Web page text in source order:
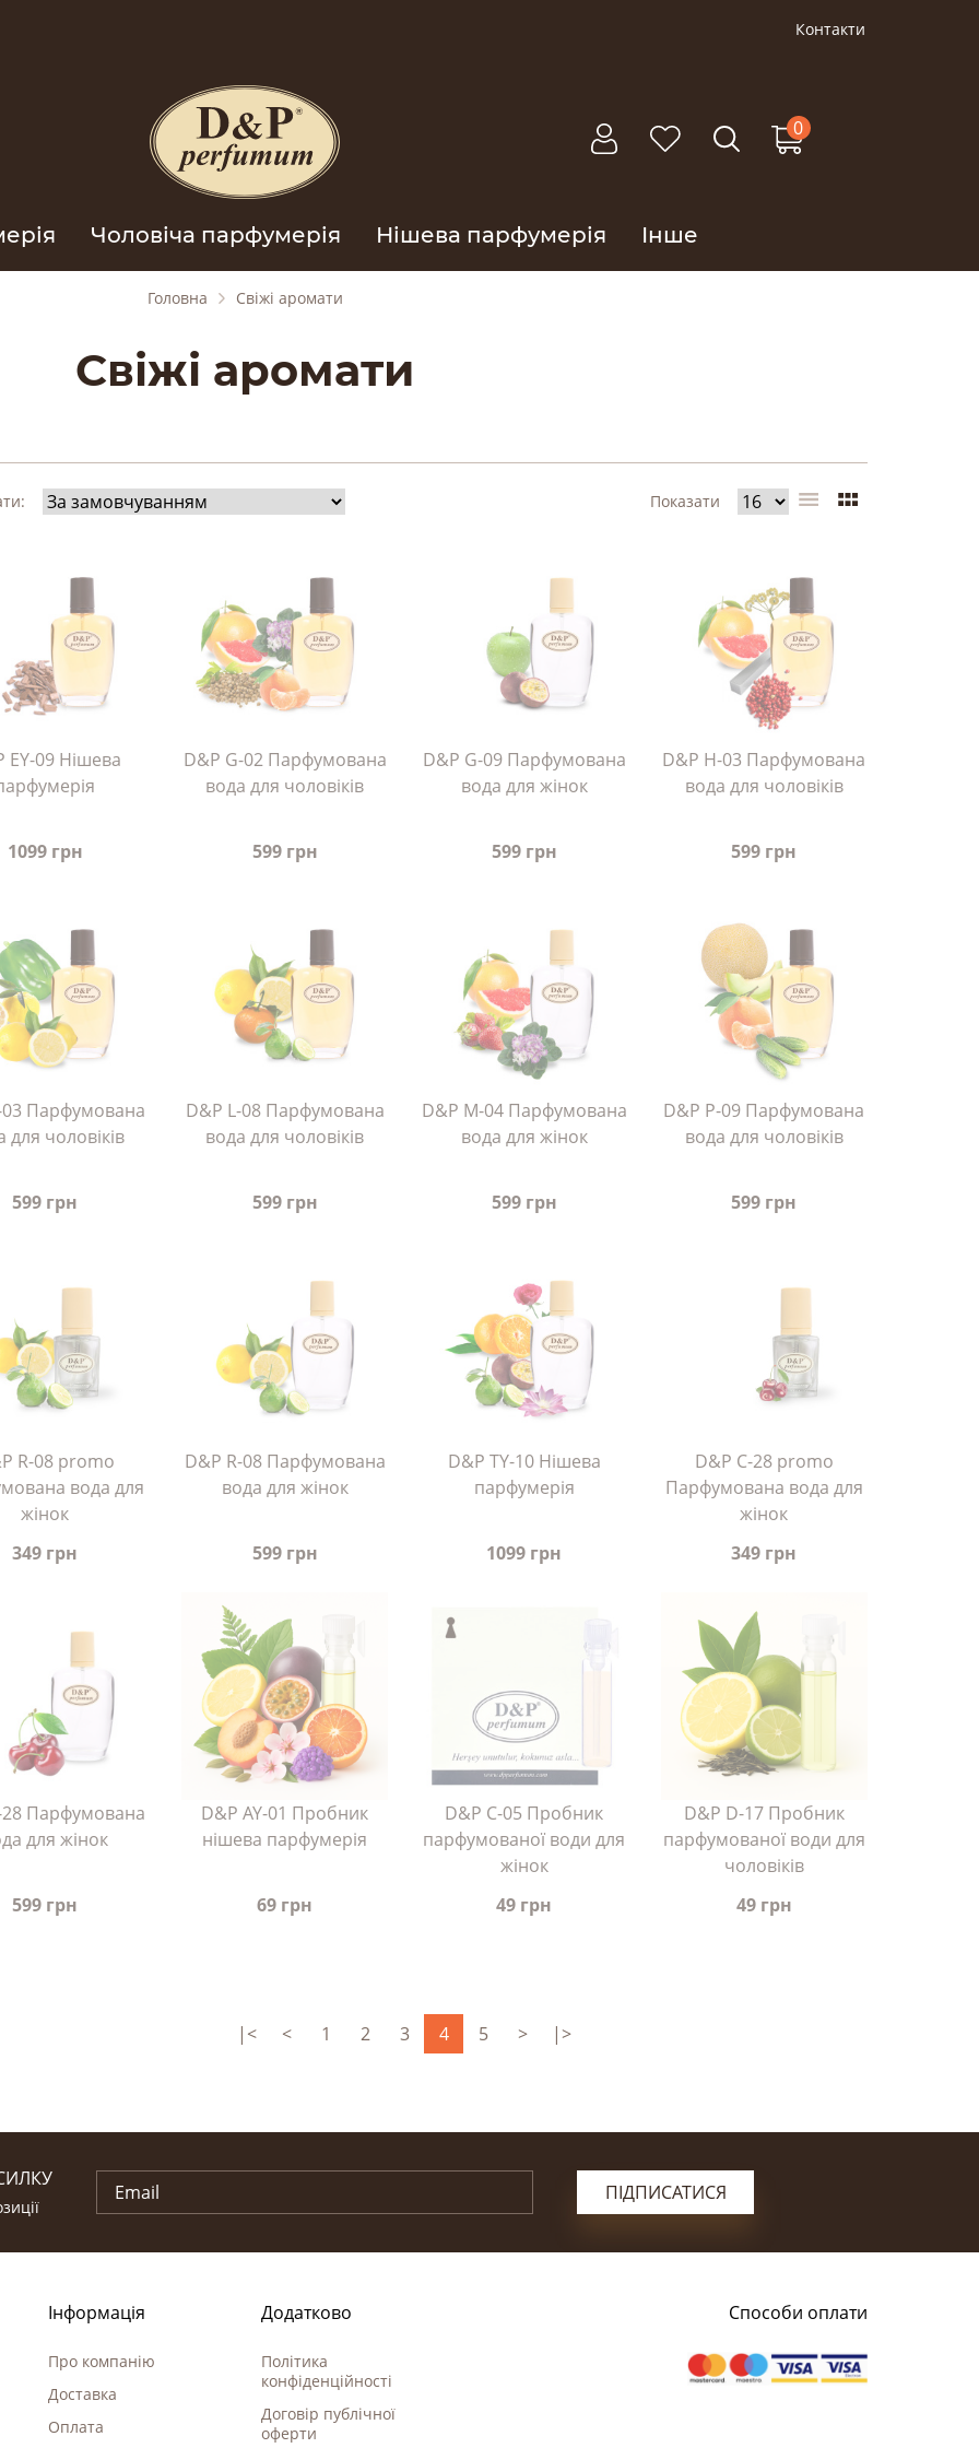
Контакти
0
Чоловіча парфумерія Нішева парфумерія Інше
Головна Свіжі аромати
Свіжі аромати
Показати
EY-09 Нішева
1099 грн
D&P G-02 Парфумована
вода для чоловіків
599 грн
D&P G-09 Парфумована
вода для жінок
599 грн
D&P H-03 Парфумована
вода для чоловіків
599 грн
03 Парфумована
для чоловіків
599 грн
D&P L-08 Парфумована
вода для чоловіків
599 грн
D&P M-04 Парфумована
вода для жінок
599 грн
D&P P-09 Парфумована
вода для чоловіків
599 грн
R-08 promo
вода для
жінок
349 грн
D&P R-08 Парфумована
вода для жінок
599 грн
D&P TY-10 Нішева
парфумерія
1099 грн
D&P C-28 promo
Парфумована вода для
жінок
349 грн
28 Парфумована
для жінок
599 грн
D&P AY-01 Пробник
нішева парфумерія
69 грн
D&P C-05 Пробник
парфумованої води для
жінок
49 грн
D&P D-17 Пробник
парфумованої води для
чоловіків
49 грн
|< < 1 2 3 4 5 > |>
ПІДПИСАТИСЯ
Інформація
Про компанію
Доставка
Оплата
Додатково
Політика
конфіденційності
Договір публічної
оферти
Способи оплати